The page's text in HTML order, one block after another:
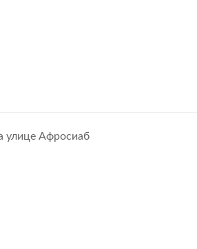
улице Афросиаб